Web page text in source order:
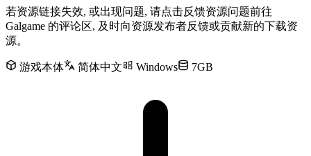
若资源链接失效, 或出现问题, 请点击反馈资源问题前往
Galgame 的评论区, 及时向资源发布者反馈或贡献新的下载资
源。
游戏本体 简体中文 Windows 7GB